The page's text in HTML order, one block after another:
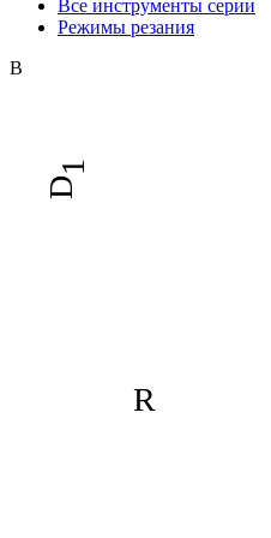
Все инструменты серии
Режимы резания
B
R
D
1